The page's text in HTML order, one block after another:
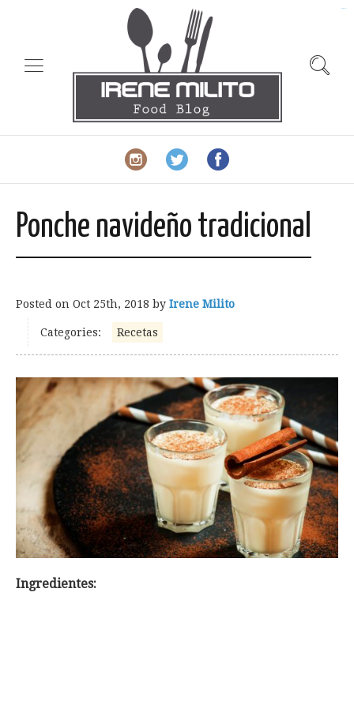
Ponche navideño tradicional
Posted on Oct 25th, 2018 by Irene Milito
Categories: Recetas
Ingredientes: